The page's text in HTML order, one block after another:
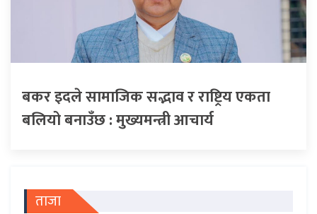
बकर इदले सामाजिक सद्भाव र राष्ट्रिय एकता
बलियो बनाउँछ : मुख्यमन्त्री आचार्य
ताजा